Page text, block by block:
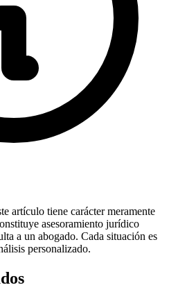
artículo tiene carácter meramente
asesoramiento jurídico
a un abogado. Cada situación es
personalizado.